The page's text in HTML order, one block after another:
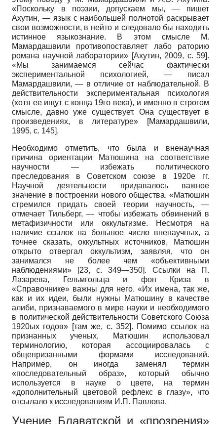
«Поскольку в поэзии, допускаем мы, — пишет
Ахутин, — язык с наибольшей полнотой раскрывает
свои возможности, в нейто и следовало бы находить
истинное языкознание. В этом смысле М.
Мамардашвили противопоставляет лабо раторию
романа научной лаборатории» [Ахутин, 2009, с. 59].
«Мы занимаемся сейчас фактически
экспериментальной психологией, — писал
Мамардашвили, — в отличие от наблюдательной. В
действительности экспериментальная психология
(хотя ее ищут с конца 19го века), и именно в строгом
смысле, давно уже существует. Она существует в
произведениях, в литературе»
[Мамардашвили,
1995, с. 145].
Необходимо отметить, что была и вненаучная
причина ориентации Матюшина на соответствие
научности — избежать политического
преследования в Советском союзе в 1920е гг.
Научной деятельности придавалось важное
значение в построении нового общества. «Матюшин
стремился придать своей теории научность, —
отмечает Тильберг, — чтобы избежать обвинений в
метафизичности или оккультизме. Несмотря на
наличие ссылок на большое число вненаучных, а
точнее сказать, оккультных источников, Матюшин
открыто отвергал оккультизм, заявляя, что он
занимался не более чем «объективными
наблюдениями» [23, с. 349—350]. Ссылки на П.
Лазарева, Гельмгольца и фон Криза в
«Справочнике» важны для него. «Их имена, так же,
как и их идеи, были нужны Матюшину в качестве
алиби, признаваемого в мире науки и необходимого
в политической действительности Советского Союза
1920ых годов» [там же, с. 352]. Помимо ссылок на
признанных ученых, Матюшин использовал
терминологию, которая ассоциировалась с
общепризанными формами исследований.
Например, он иногда заменял термин
«последовательный образ», который обычно
используется в науке о цвете, на термин
«дополнительный цветовой рефлекс в глазу», что
отсылало к исследованиям И.П. Павлова.
Учение Блаватской и «прозрения»